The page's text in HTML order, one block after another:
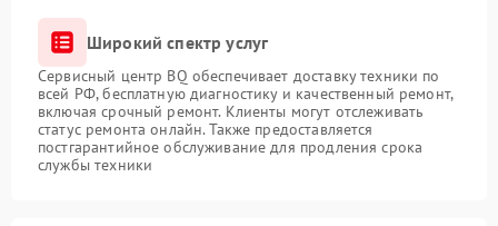
Широкий спектр услуг
Сервисный центр BQ обеспечивает доставку техники по
всей РФ, бесплатную диагностику и качественный ремонт,
включая срочный ремонт. Клиенты могут отслеживать
статус ремонта онлайн. Также предоставляется
постгарантийное обслуживание для продления срока
службы техники